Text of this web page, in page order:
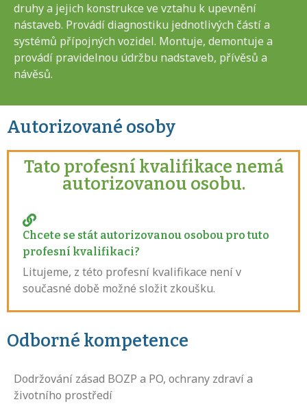
druhy a jejich konstrukce ve vztahu k upevnění
nástaveb. Provádí diagnostiku jednotlivých částí a
systémů přípojných vozidel. Montuje, demontuje a
provádí pravidelnou údržbu nadstaveb, přívěsů a
návěsů.
Autorizované osoby
Tato profesní kvalifikace nemá
autorizovanou osobu.
Chcete se stát autorizovanou osobou pro tuto
profesní kvalifikaci?
Litujeme, z této profesní kvalifikace není v
současné době možné složit zkoušku.
Odborné kompetence
Dodržování zásad BOZP a PO, ochrany zdraví a
životního prostředí